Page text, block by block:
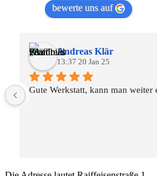
bewerte uns auf
Andreas Klär
13:37 20 Jan 25
Gute Werkstatt, kann man weiter